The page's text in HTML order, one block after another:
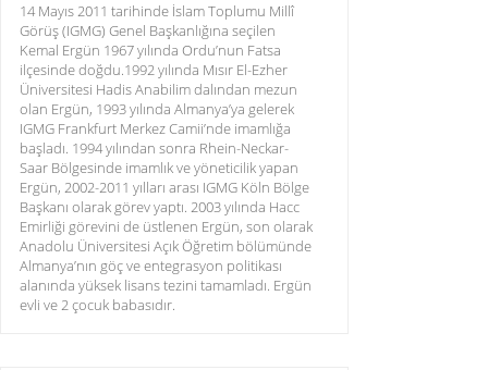
14 Mayıs 2011 tarihinde İslam Toplumu Millî
Görüş (IGMG) Genel Başkanlığına seçilen
Kemal Ergün 1967 yılında Ordu’nun Fatsa
ilçesinde doğdu.1992 yılında Mısır El-Ezher
Üniversitesi Hadis Anabilim dalından mezun
olan Ergün, 1993 yılında Almanya’ya gelerek
IGMG Frankfurt Merkez Camii’nde imamlığa
başladı. 1994 yılından sonra Rhein-Neckar-
Saar Bölgesinde imamlık ve yöneticilik yapan
Ergün, 2002-2011 yılları arası IGMG Köln Bölge
Başkanı olarak görev yaptı. 2003 yılında Hacc
Emirliği görevini de üstlenen Ergün, son olarak
Anadolu Üniversitesi Açık Öğretim bölümünde
Almanya’nın göç ve entegrasyon politikası
alanında yüksek lisans tezini tamamladı. Ergün
evli ve 2 çocuk babasıdır.